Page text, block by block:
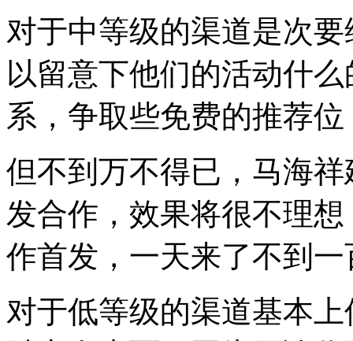
对于中等级的渠道是次
以留意下他们的活动什
系，争取些免费的推荐
但不到万不得已，马海
发合作，效果将很不理
作首发，一天来了不到
对于低等级的渠道基本